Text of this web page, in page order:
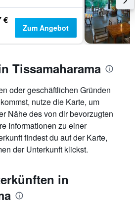
€
Zum Angebot
Tissamaharama
oder geschäftlichen Gründen
nutze die Karte, um
Nähe des von dir bevorzugten
Informationen zu einer
findest du auf der Karte,
der Unterkunft klickst.
in